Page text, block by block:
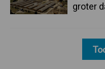
groter